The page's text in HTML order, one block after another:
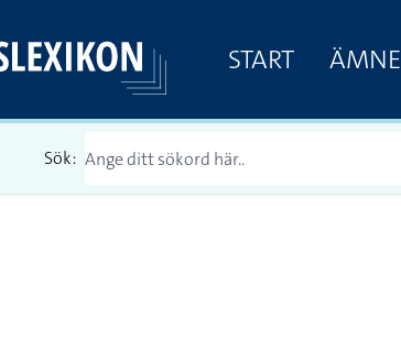
START ÄMNE
Sök: